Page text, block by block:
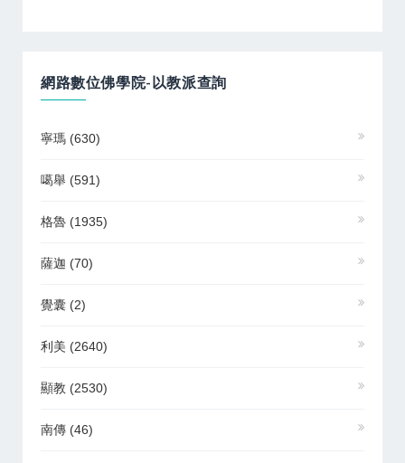
網路數位佛學院-以教派查詢
寧瑪 (630)
噶舉 (591)
格魯 (1935)
薩迦 (70)
覺囊 (2)
利美 (2640)
顯教 (2530)
南傳 (46)